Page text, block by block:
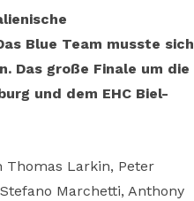
Blue Team musste sich
Das große Finale um die
und dem EHC Biel-
Thomas Larkin, Peter
Marchetti, Anthony